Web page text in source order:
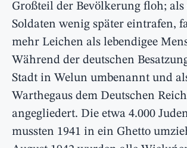
Großteil der Bevölkerung floh; als
Soldaten wenig später eintrafen,
mehr Leichen als lebendigee
Während der deutschen
Stadt in Welun umbenannt und
Warthegaus dem Deutschen Reich
angegliedert. Die etwa 4.000
mussten 1941 in ein Ghetto